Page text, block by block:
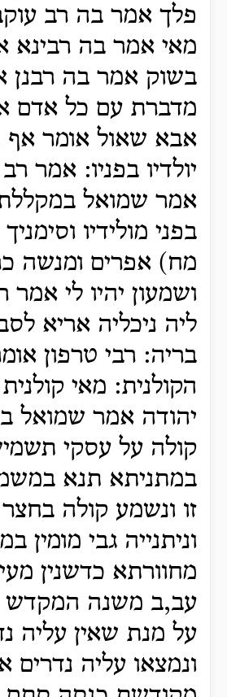
פלך אמר בה רב
מאי אמר בה רבינא
בשוק אמר בה רבנן
מדברת עם כל אדם
אבא שאול אומר
יולדיו בפניו: אמר
אמר שמואל במקללת
בפני מולידיו
מח) אפרים ומנשה
ושמעון יהיו לי
ליה ניכליה אריא
בריה: רבי טרפון
הקולנית: מאי
יהודה אמר שמואל
קולה על עסקי
במתניתא תנא
זו ונשמע קולה
וניתנייה גבי מומין
מחוורתא כדשנין
עב,ב משנה
על מנת שאין עליה
ונמצאו עליה נדרים